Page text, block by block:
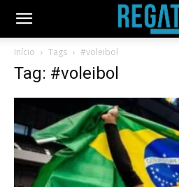
Início Tags #voleibol
Tag: #voleibol